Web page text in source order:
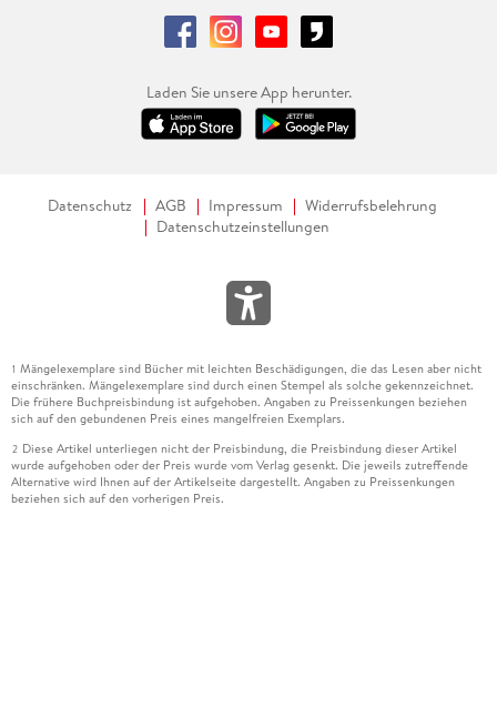
Laden Sie unsere App herunter.
Datenschutz AGB Impressum
Widerrufsbelehrung
Datenschutzeinstellungen
1 Mängelexemplare sind Bücher mit leichten Beschädigungen, die das Lesen aber nicht
einschränken. Mängelexemplare sind durch einen Stempel als solche gekennzeichnet.
Die frühere Buchpreisbindung ist aufgehoben. Angaben zu Preissenkungen beziehen
sich auf den gebundenen Preis eines mangelfreien Exemplars.
2 Diese Artikel unterliegen nicht der Preisbindung, die Preisbindung dieser Artikel
wurde aufgehoben oder der Preis wurde vom Verlag gesenkt. Die jeweils zutreffende
Alternative wird Ihnen auf der Artikelseite dargestellt. Angaben zu Preissenkungen
beziehen sich auf den vorherigen Preis.